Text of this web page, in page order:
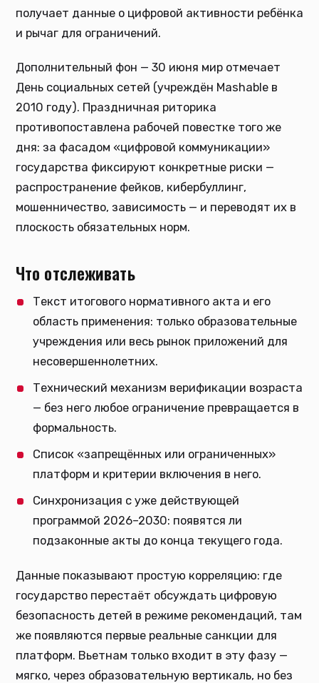
получает данные о цифровой активности ребёнка
и рычаг для ограничений.
Дополнительный фон — 30 июня мир отмечает
День социальных сетей (учреждён Mashable в
2010 году). Праздничная риторика
противопоставлена рабочей повестке того же
дня: за фасадом «цифровой коммуникации»
государства фиксируют конкретные риски —
распространение фейков, кибербуллинг,
мошенничество, зависимость — и переводят их в
плоскость обязательных норм.
Что отслеживать
Текст итогового нормативного акта и его
область применения: только образовательные
учреждения или весь рынок приложений для
несовершеннолетних.
Технический механизм верификации возраста
— без него любое ограничение превращается в
формальность.
Список «запрещённых или ограниченных»
платформ и критерии включения в него.
Синхронизация с уже действующей
программой 2026–2030: появятся ли
подзаконные акты до конца текущего года.
Данные показывают простую корреляцию: где
государство перестаёт обсуждать цифровую
безопасность детей в режиме рекомендаций, там
же появляются первые реальные санкции для
платформ. Вьетнам только входит в эту фазу —
мягко, через образовательную вертикаль, но без